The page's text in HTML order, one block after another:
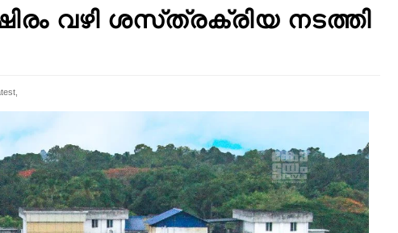
വഴി ശസ്‌ത്രക്രിയ നടത്തി